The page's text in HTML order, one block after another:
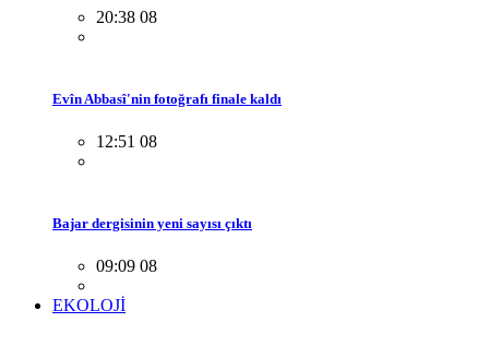
20:38 08
Evîn Abbasî'nin fotoğrafı finale kaldı
12:51 08
Bajar dergisinin yeni sayısı çıktı
09:09 08
EKOLOJİ